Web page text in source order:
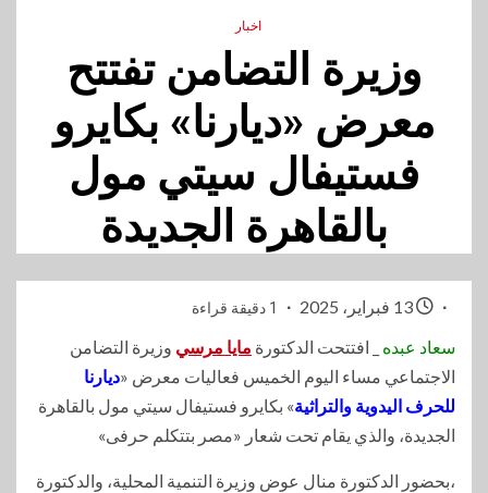
اخبار
وزيرة التضامن تفتتح
معرض «ديارنا» بكايرو
فستيفال سيتي مول
بالقاهرة الجديدة
1 دقيقة قراءة
سعاد عبده _ افتتحت الدكتورة مايا مرسي وزيرة التضامن
الاجتماعي مساء اليوم الخميس فعاليات معرض «ديارنا
للحرف اليدوية والتراثية» بكايرو فستيفال سيتي مول بالقاهرة
الجديدة، والذي يقام تحت شعار «مصر بتتكلم حرفى»
،بحضور الدكتورة منال عوض وزيرة التنمية المحلية، والدكتورة